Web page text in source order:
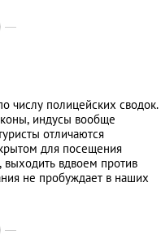
полицейских сводок.
индусы вообще
отличаются
для посещения
выходить вдвоем против
не пробуждает в наших